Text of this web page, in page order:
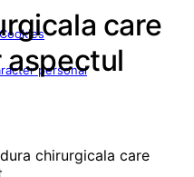
personal
care
aspectul